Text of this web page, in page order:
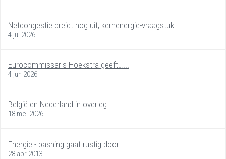
Netcongestie breidt nog uit, kernenergie-vraagstuk…...
4 jul 2026
Eurocommissaris Hoekstra geeft…...
4 jun 2026
België en Nederland in overleg…...
18 mei 2026
Energie - bashing gaat rustig door...
28 apr 2013